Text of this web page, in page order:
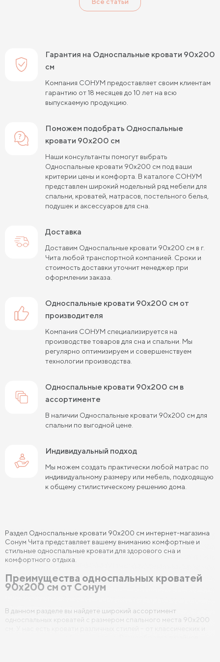
Односпальные кровати 90 см шириной
Односпальные кровати 190 см длиной
Односпальные кровати 200 см длиной
Односпальные кровати 80х190 см
Односпальные кровати 90х190 см
Односпальные кровати 90х200 см
Односпальные кровати 120х190 см
Односпальные кровати 120х200 см
Односпальные кровати для взрослых
Гарантия на Односпальные кровати 90х200
см
Компания СОНУМ предоставляет своим клиентам
гарантию от 18 месяцев до 10 лет на всю
выпускаемую продукцию.
Поможем подобрать Односпальные
кровати 90х200 см
Наши консультанты помогут выбрать
Односпальные кровати 90х200 см под ваши
критерии цены и комфорта. В каталоге СОНУМ
представлен широкий модельный ряд мебели для
спальни, кроватей, матрасов, постельного белья,
подушек и аксессуаров для сна.
Доставка
Доставим Односпальные кровати 90х200 см в г.
Чита любой транспортной компанией. Сроки и
стоимость доставки уточнит менеджер при
оформлении заказа.
Односпальные кровати 90х200 см от
производителя
Компания СОНУМ специализируется на
производстве товаров для сна и спальни. Мы
регулярно оптимизируем и совершенствуем
технологии производства.
Односпальные кровати 90х200 см в
ассортименте
В наличии Односпальные кровати 90х200 см для
спальни по выгодной цене.
Индивидуальный подход
Мы можем создать практически любой матрас по
индивидуальному размеру или мебель, подходящую
к общему стилистическому решению дома.
Раздел Односпальные кровати 90x200 см интернет-магазина
Сонум Чита представляет вашему вниманию комфортные и
стильные односпальные кровати для здорового сна и
комфортного отдыха.
Преимущества односпальных кроватей
90х200 см от Сонум
В данном разделе вы найдете широкий ассортимент
односпальных кроватей с размером спального места 90x200